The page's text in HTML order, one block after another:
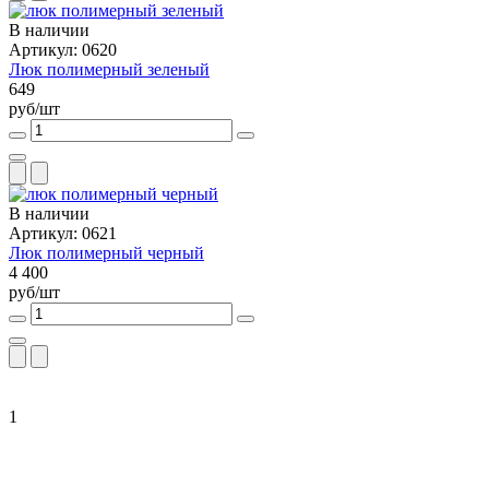
В наличии
Артикул: 0620
Люк полимерный зеленый
649
руб/шт
В наличии
Артикул: 0621
Люк полимерный черный
4 400
руб/шт
1